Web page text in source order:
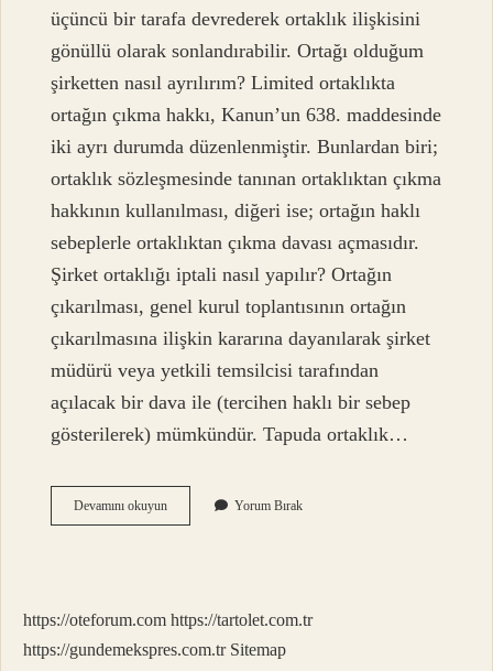
üçüncü bir tarafa devrederek ortaklık ilişkisini
gönüllü olarak sonlandırabilir. Ortağı olduğum
şirketten nasıl ayrılırım? Limited ortaklıkta
ortağın çıkma hakkı, Kanun’un 638. maddesinde
iki ayrı durumda düzenlenmiştir. Bunlardan biri;
ortaklık sözleşmesinde tanınan ortaklıktan çıkma
hakkının kullanılması, diğeri ise; ortağın haklı
sebeplerle ortaklıktan çıkma davası açmasıdır.
Şirket ortaklığı iptali nasıl yapılır? Ortağın
çıkarılması, genel kurul toplantısının ortağın
çıkarılmasına ilişkin kararına dayanılarak şirket
müdürü veya yetkili temsilcisi tarafından
açılacak bir dava ile (tercihen haklı bir sebep
gösterilerek) mümkündür. Tapuda ortaklık…
Devamını okuyunOrtaklık
Nasıl
Yorum Bırak
https://oteforum.com https://tartolet.com.tr
https://gundemekspres.com.tr Sitemap